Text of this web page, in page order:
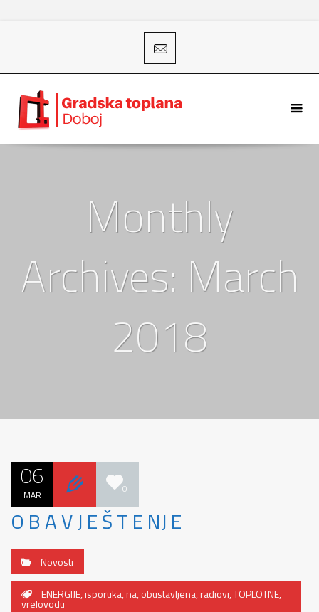
Monthly
Archives: March
2018
06
MAR 0
O B A V J E Š T E NJ E
Novosti
ENERGIJE,isporuka,na,obustavljena,radiovi,TOPLOTNE,
vrelovodu